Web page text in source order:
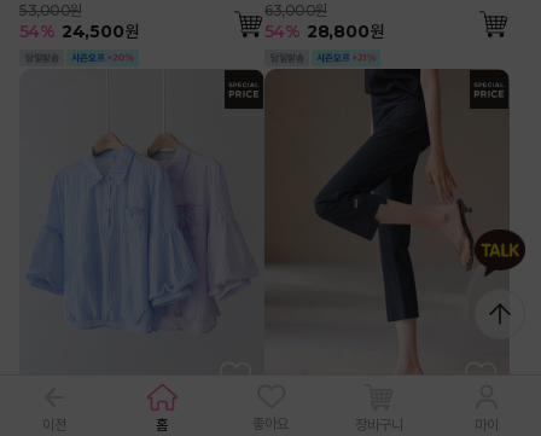
이전 홈 좋아요 장바구니 마이
53,000원
54% 24,500원
63,000원
54% 28,800원